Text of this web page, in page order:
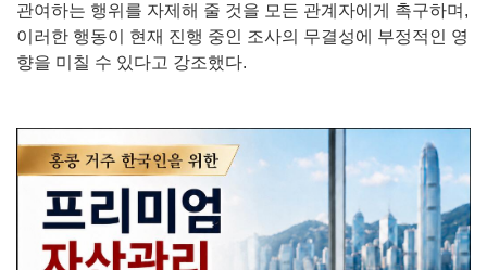
관여하는 행위를 자제해 줄 것을 모든 관계자에게 촉구하며,
이러한 행동이 현재 진행 중인 조사의 무결성에 부정적인 영
향을 미칠 수 있다고 강조했다.